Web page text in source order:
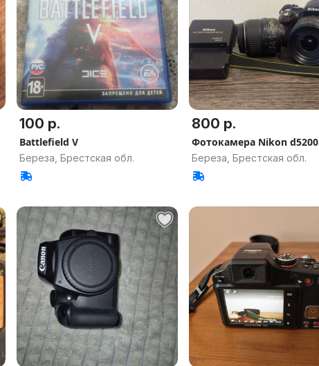
100 р.
Battlefield V
Береза, Брестская обл.
800 р.
Фотокамера Nikon d5200
Береза, Брестская обл.